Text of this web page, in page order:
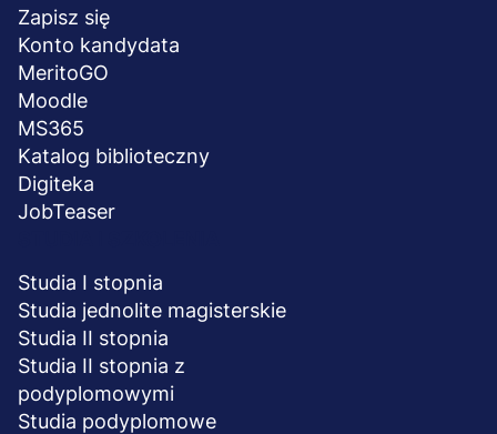
stopka
Zapisz się
Konto kandydata
MeritoGO
Moodle
MS365
Katalog biblioteczny
Digiteka
JobTeaser
Studia I stopnia
Studia jednolite magisterskie
Studia II stopnia
Studia II stopnia z
podyplomowymi
Studia podyplomowe